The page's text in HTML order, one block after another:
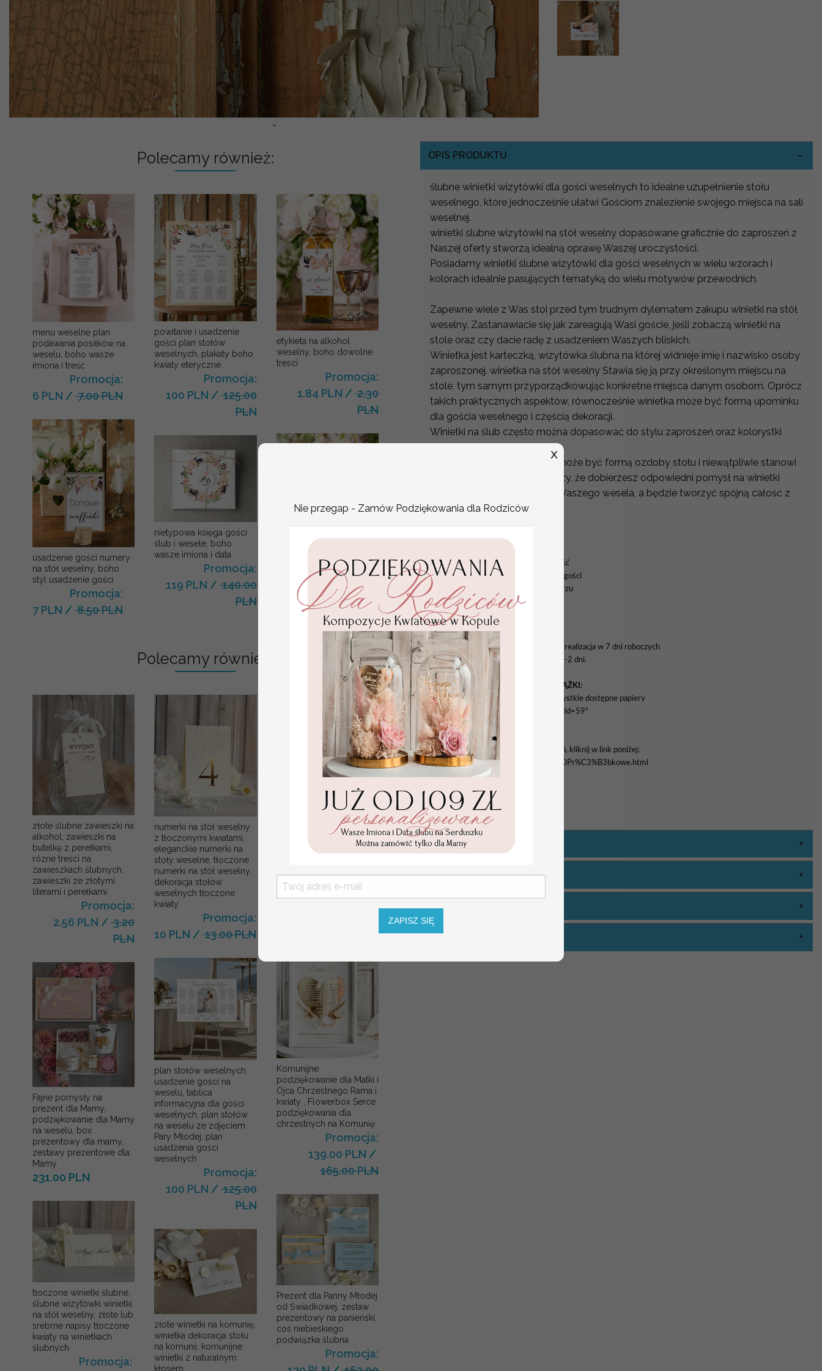
-
Polecamy również:
menu weselne plan
podawania posiłków na
weselu, boho wasze
imiona i treść
Promocja:
6 PLN / 7.00 PLN
usadzenie gości numery
na stół weselny, boho
styl usadzenie gości
Promocja:
7 PLN / 8.50 PLN
powitanie i usadzenie
gości plan stołów
weselnych, plakaty boho
kwiaty eteryczne
Promocja:
100 PLN /125.00
PLN
nietypowa księga gości
ślub i wesele, boho
wasze imiona i data
Promocja:
119 PLN /140.00
PLN
etykieta na alkohol
weselny, boho dowolne
tresci
Promocja:
1.84 PLN / 2.30
PLN
Promocja:
2.50 PLN
Polecamy również:
złote ślubne zawieszki na
alkohol, zawieszki na
butelkę z perełkami,
rózne treści na
zawieszkach ślubnych,
zawieszki ze złotymi
literami i perełkami
Promocja:
2.56 PLN /3.20
PLN
Fajne pomysły na
prezent dla Mamy,
podziękowanie dla Mamy
na weselu, box
prezentowy dla mamy,
zestawy prezentowe dla
Mamy
231.00 PLN
tłoczone winietki ślubne,
ślubne wizytówki winietki
na stół weselny, złote lub
srebrne napisy tłoczone
kwiaty na winietkach
ślubnych
Promocja:
numerki na stół weselny
z tłoczonymi kwiatami,
eleganckie numerki na
stoły weselne, tłoczone
numerki na stół weselny,
dekoracja stołów
weselnych tłoczone
kwiaty
Promocja:
10 PLN /13.00 PLN
plan stołów weselnych
usadzenie gości na
weselu, tablica
informacyjna dla gości
weselnych, plan stołów
na weselu ze zdjęciem
Pary Młodej, plan
usadzenia gości
weselnych
Promocja:
100 PLN /125.00
PLN
złote winietki na komunię,
winietka dekoracja stołu
na komunii, komunijne
winietki z naturalnym
kłosem
Statuetka pamiątka
Pierwszej Komunii w
personalizowana
Promocja:
85.00 PLN/105.00
Komunijne
podziękowanie dla Matki i
Ojca Chrzestnego Rama i
kwiaty , Flowerbox Serce
podziękowania dla
chrzestnych na Komunię
Promocja:
139.00 PLN /
165.00 PLN
Prezent dla Panny Młodej
od Świadkowej, zestaw
prezentowy na panieński,
cos niebieskiego
podwiązka ślubna
Promocja:
OPIS PRODUKTU
ślubne winietki wizytówki dla gości weselnych to idealne uzupełnienie stołu
weselnego, które jednocześnie ułatwi Gościom znalezienie swojego miejsca na sali
weselnej.
winietki ślubne wizytówki na stół weselny dopasowane graficznie do zaproszeń z
Naszej oferty stworzą idealną oprawę Waszej uroczystości.
Posiadamy winietki ślubne wizytówki dla gości weselnych w wielu wzorach i
kolorach idealnie pasujących tematyką do wielu motywów przewodnich.
Zapewne wiele z Was stoi przed tym trudnym dylematem zakupu winietki na stół
weselny. Zastanawiacie się jak zareagują Wasi goście, jeśli zobaczą winietki na
stole oraz czy dacie radę z usadzeniem Waszych bliskich.
Winietka jest karteczką, wizytówka ślubna na której widnieje imię i nazwisko osoby
zaproszonej. winietka na stół weselny Stawia się ją przy określonym miejscu na
stole, tym samym przyporządkowując konkretne miejsca danym osobom. Oprócz
takich praktycznych aspektów, równocześnie winietka może być formą upominku
dla gościa weselnego i częścią dekoracji.
Winietki na ślub często można dopasować do stylu zaproszeń oraz kolorystki
elementów dekoracyjnych.
Wizytówka na stół weselny może być formą ozdoby stołu i niewątpliwie stanowi
walory dekoracyjne. Wystarczy, że dobierzesz odpowiedni pomysł na winietki
ślubne do stylu i kolorystyki Waszego wesela, a będzie tworzyć spójną całość z
dekoracjami.
winietki na stół
Wymiar: 6cm wysokość 9 cm szerokość
W cenie:
winietka z nadrukiem danych gości
Lista gości:
proszę dołączyć w formularzu
Minimalna ilość: 20 sztuk
USŁUGA EKSPRESSOWA:
Dopłata 40% do wartości zamówienia i realizacja w 7 dni roboczych
od potwierdzenia proejktu + dostawa 1-2 dni.
ZOBACZ DOSTĘPNE PAPIERY I WSTĄŻKI:
Kliknij w link poniżej aby zobaczyć wszystkie dostępne papiery
http://decoris.pl/index.php?p=tmenu&tid=59"
PRÓBKI:
Aby zamówić próbki naszych zaproszeń, kliknij w link poniżej:
http://decoris.pl/c/0/459/Zestawy%20Pr%C3%B3bkowe.html
KOLOR OKŁADKI
KOLOR SZNURKA
OPCJE WINIETKI
SZNUREK
Nie przegap - Zamów Podziękowania dla Rodziców
ZAPISZ SIĘ
X